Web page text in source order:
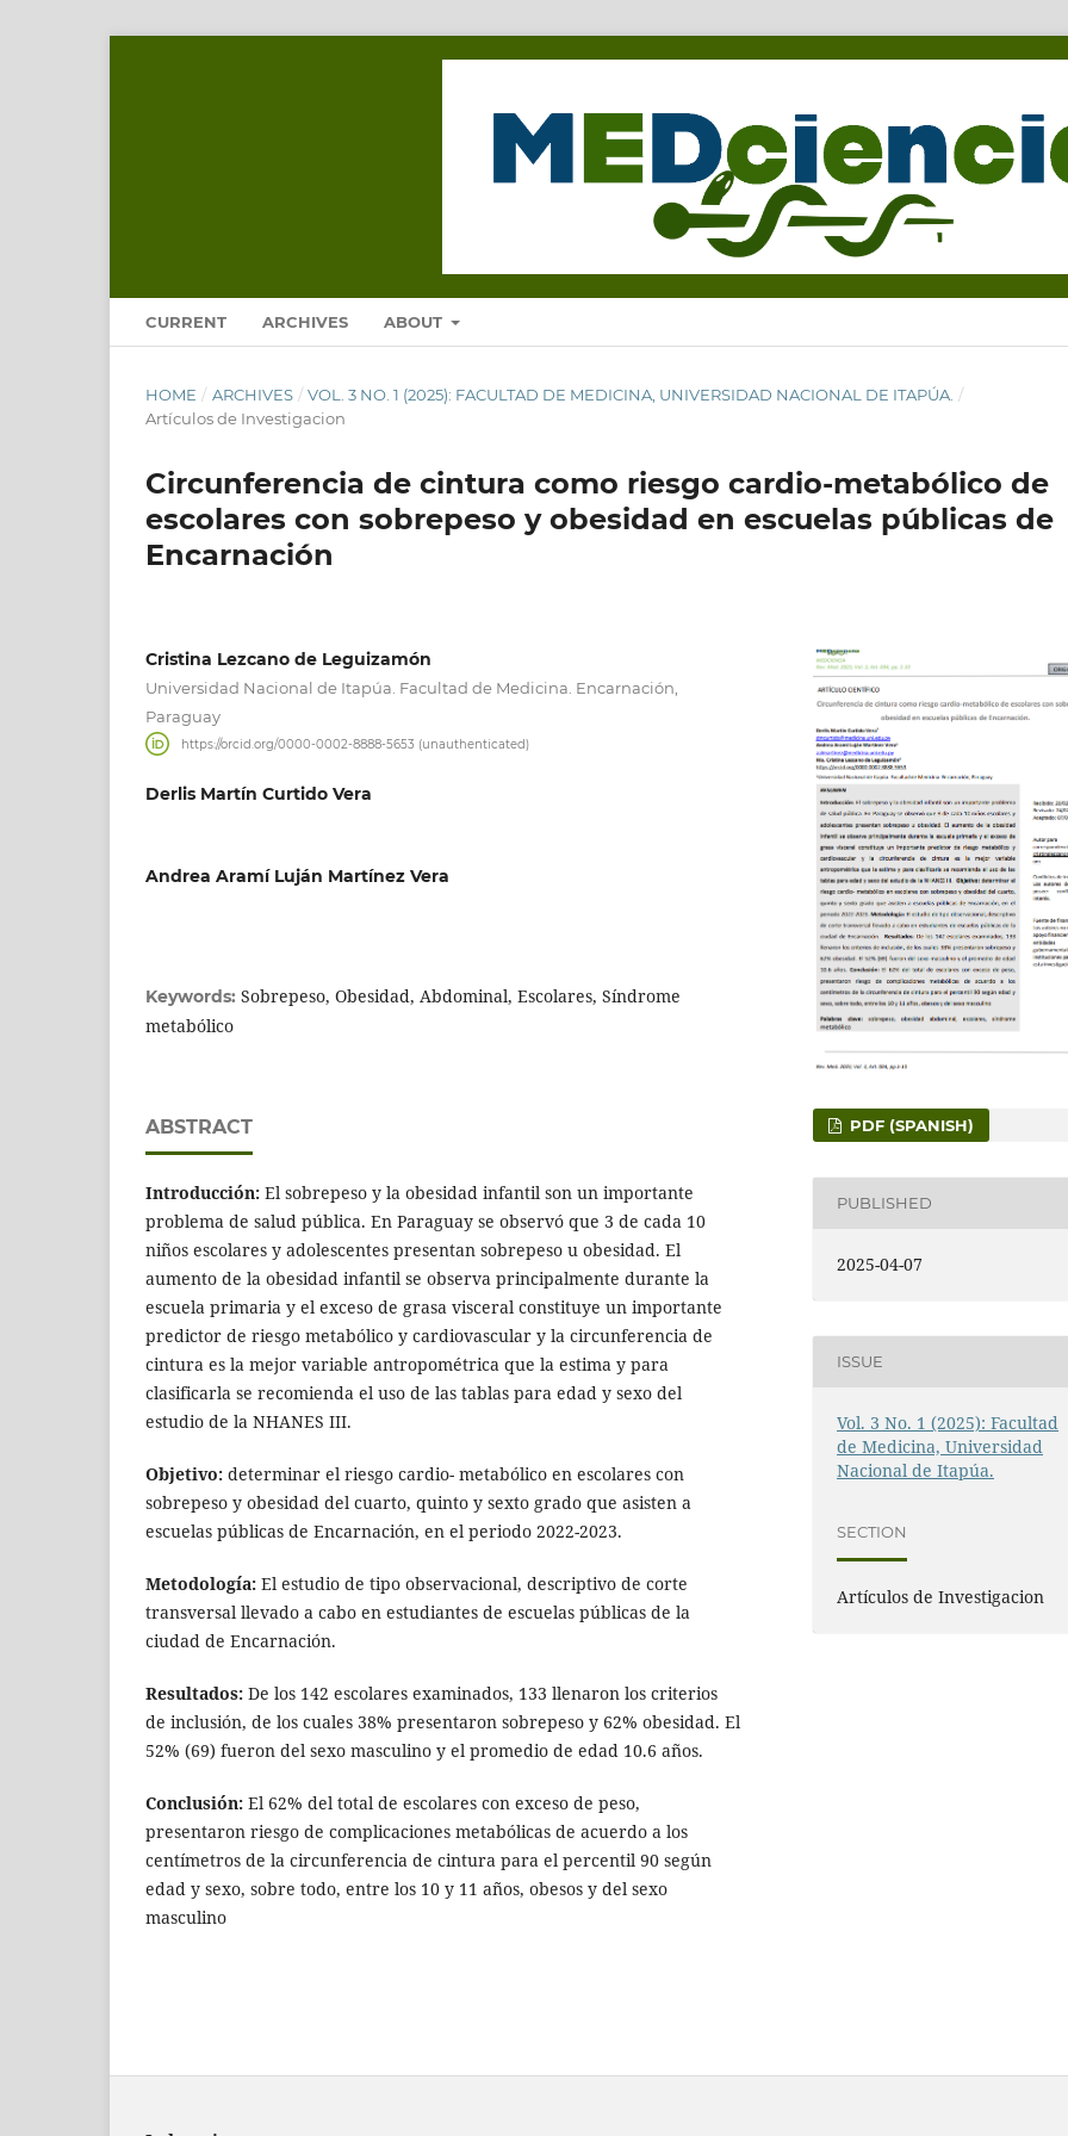
CURRENT ARCHIVES ABOUT
HOME / ARCHIVES / VOL. 3 NO. 1 (2025): FACULTAD DE MEDICINA, UNIVERSIDAD NACIONAL DE ITAPÚA. /
Artículos de Investigacion
Circunferencia de cintura como riesgo cardio-metabólico de
escolares con sobrepeso y obesidad en escuelas públicas de
Encarnación
Cristina Lezcano de Leguizamón
Universidad Nacional de Itapúa. Facultad de Medicina. Encarnación,
Paraguay
https://orcid.org/0000-0002-8888-5653 (unauthenticated)
Derlis Martín Curtido Vera
Andrea Aramí Luján Martínez Vera
Keywords: Sobrepeso, Obesidad, Abdominal, Escolares, Síndrome
metabólico
ABSTRACT
Introducción: El sobrepeso y la obesidad infantil son un importante
problema de salud pública. En Paraguay se observó que 3 de cada 10
niños escolares y adolescentes presentan sobrepeso u obesidad. El
aumento de la obesidad infantil se observa principalmente durante la
escuela primaria y el exceso de grasa visceral constituye un importante
predictor de riesgo metabólico y cardiovascular y la circunferencia de
cintura es la mejor variable antropométrica que la estima y para
clasificarla se recomienda el uso de las tablas para edad y sexo del
estudio de la NHANES III.
Objetivo: determinar el riesgo cardio- metabólico en escolares con
sobrepeso y obesidad del cuarto, quinto y sexto grado que asisten a
escuelas públicas de Encarnación, en el periodo 2022-2023.
Metodología: El estudio de tipo observacional, descriptivo de corte
transversal llevado a cabo en estudiantes de escuelas públicas de la
ciudad de Encarnación.
Resultados: De los 142 escolares examinados, 133 llenaron los criterios
de inclusión, de los cuales 38% presentaron sobrepeso y 62% obesidad. El
52% (69) fueron del sexo masculino y el promedio de edad 10.6 años.
Conclusión: El 62% del total de escolares con exceso de peso,
presentaron riesgo de complicaciones metabólicas de acuerdo a los
centímetros de la circunferencia de cintura para el percentil 90 según
edad y sexo, sobre todo, entre los 10 y 11 años, obesos y del sexo
masculino
PDF (SPANISH)
PUBLISHED
2025-04-07
ISSUE
Vol. 3 No. 1 (2025): Facultad
de Medicina, Universidad
Nacional de Itapúa.
SECTION
Artículos de Investigacion